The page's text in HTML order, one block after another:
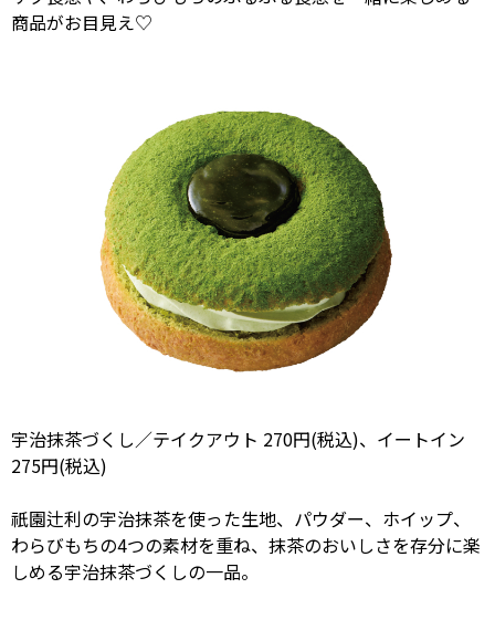
商品がお目見え♡
宇治抹茶づくし／テイクアウト 270円(税込)、イートイン
275円(税込)
祇園辻利の宇治抹茶を使った生地、パウダー、ホイップ、
わらびもちの4つの素材を重ね、抹茶のおいしさを存分に楽
しめる宇治抹茶づくしの一品。